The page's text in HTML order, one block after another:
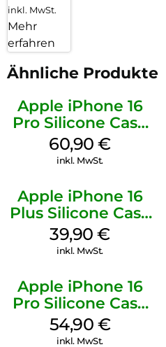
inkl. MwSt.
Mehr
erfahren
Ähnliche Produkte
Apple iPhone 16
Pro Silicone Case
MagSafe Stone
Gray
60,90€
inkl. MwSt.
Apple iPhone 16
Plus Silicone Case
MagSafe Plum
39,90€
inkl. MwSt.
Apple iPhone 16
Pro Silicone Case
MagSafe Black
54,90 €
inkl. MwSt.